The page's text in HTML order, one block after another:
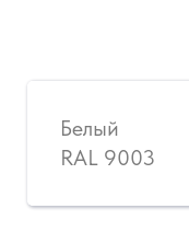
Белый
RAL 9003